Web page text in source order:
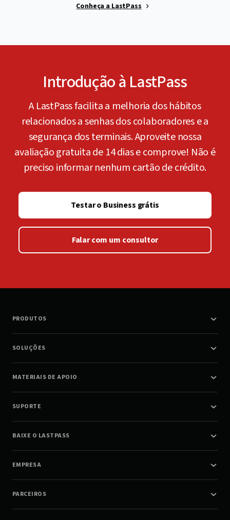
Conheça a LastPass
Introdução à LastPass
A LastPass facilita a melhoria dos hábitos
relacionados a senhas dos colaboradores e a
segurança dos terminais. Aproveite nossa
avaliação gratuita de 14 dias e comprove! Não é
preciso informar nenhum cartão de crédito.
Testar o Business grátis
Falar com um consultor
PRODUTOS
SOLUÇÕES
MATERIAIS DE APOIO
SUPORTE
BAIXE O LASTPASS
EMPRESA
PARCEIROS